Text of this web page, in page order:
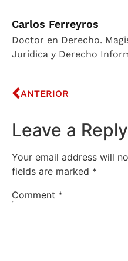
Carlos Ferreyros
Doctor en Derecho.
Jurídica y Derecho
ANTERIOR
Leave a Reply
Your email address will
fields are marked *
Comment *